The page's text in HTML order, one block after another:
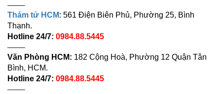
——–
Thám tử HCM: 561 Điện Biên Phủ, Phường 25, Bình
Thạnh.
Hotline 24/7: 0984.88.5445
——–
Văn Phòng HCM: 182 Cộng Hoà, Phường 12 Quận Tân
Bình, HCM.
Hotline 24/7: 0984.88.5445
——–